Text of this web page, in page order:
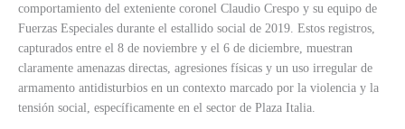
comportamiento del exteniente coronel Claudio Crespo y su equipo de
Fuerzas Especiales durante el estallido social de 2019. Estos registros,
capturados entre el 8 de noviembre y el 6 de diciembre, muestran
claramente amenazas directas, agresiones físicas y un uso irregular de
armamento antidisturbios en un contexto marcado por la violencia y la
tensión social, específicamente en el sector de Plaza Italia.